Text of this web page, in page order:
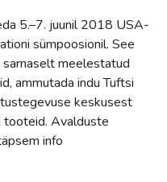
5.–7. juunil 2018 USA-
sümpoosionil. See
sarnaselt meelestatud
ammutada indu Tuftsi
keskusest
tooteid. Avalduste
info